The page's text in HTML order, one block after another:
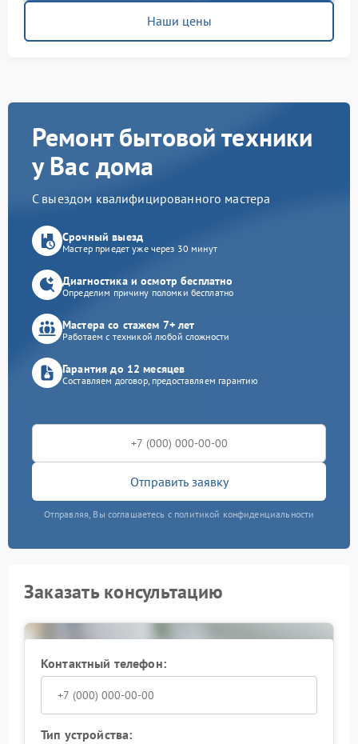
Наши цены
Ремонт бытовой техники
у Вас дома
С выездом квалифицированного мастера
Срочный выезд
Мастер приедет уже через 30 минут
Диагностика и осмотр бесплатно
Определим причину поломки бесплатно
Мастера со стажем 7+ лет
Работаем с техникой любой сложности
Гарантия до 12 месяцев
Составляем договор, предоставляем гарантию
Отправить заявку
Отправляя, Вы соглашаетесь с политикой конфиденциальности
Заказать консультацию
Контактный телефон:
Тип устройства: